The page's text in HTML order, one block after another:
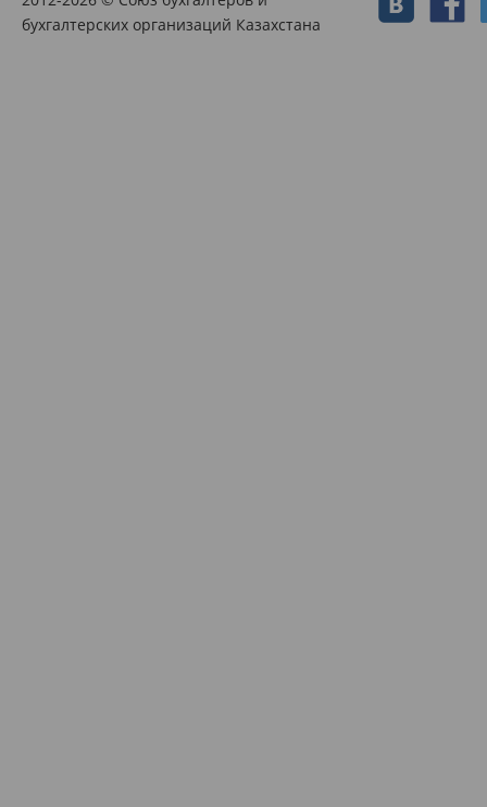
бухгалтерских организаций Казахстана